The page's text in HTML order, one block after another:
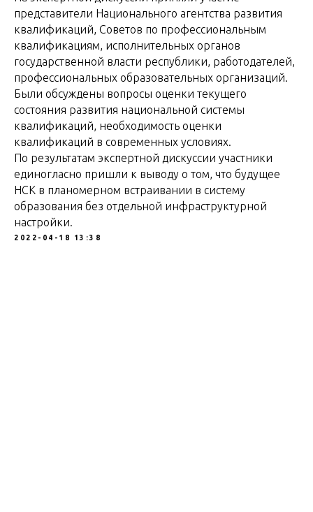
представители Национального агентства развития
квалификаций, Советов по профессиональным
квалификациям, исполнительных органов
государственной власти республики, работодателей,
профессиональных образовательных организаций.
Были обсуждены вопросы оценки текущего
состояния развития национальной системы
квалификаций, необходимость оценки
квалификаций в современных условиях.
По результатам экспертной дискуссии участники
единогласно пришли к выводу о том, что будущее
НСК в планомерном встраивании в систему
образования без отдельной инфраструктурной
настройки.
2022-04-18 13:38